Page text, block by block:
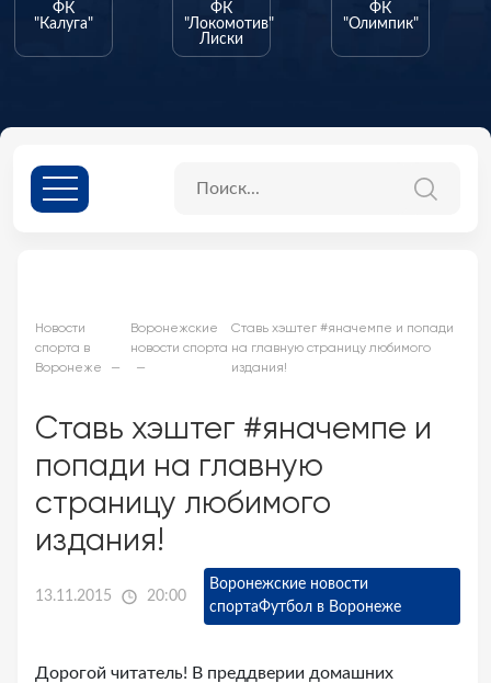
ФК
"Калуга"
ФК
"Локомотив"
Лиски
ФК
"Олимпик"
Новости
спорта в
Воронеже
Воронежские
новости спорта
Ставь хэштег #яначемпе и попади
на главную страницу любимого
издания!
Ставь хэштег #яначемпе и
попади на главную
страницу любимого
издания!
13.11.2015 20:00
Воронежские новости
спортаФутбол в Воронеже
Дорогой читатель! В преддверии домашних